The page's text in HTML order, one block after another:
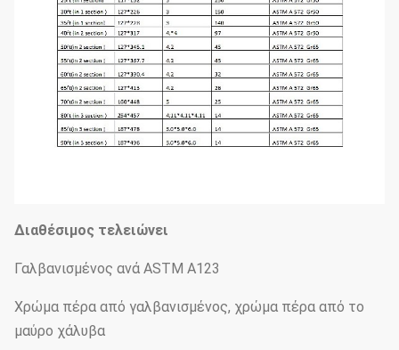
Διαθέσιμος τελειώνει
Γαλβανισμένος ανά ASTM A123
Χρώμα πέρα από γαλβανισμένος, χρώμα πέρα από το
μαύρο χάλυβα